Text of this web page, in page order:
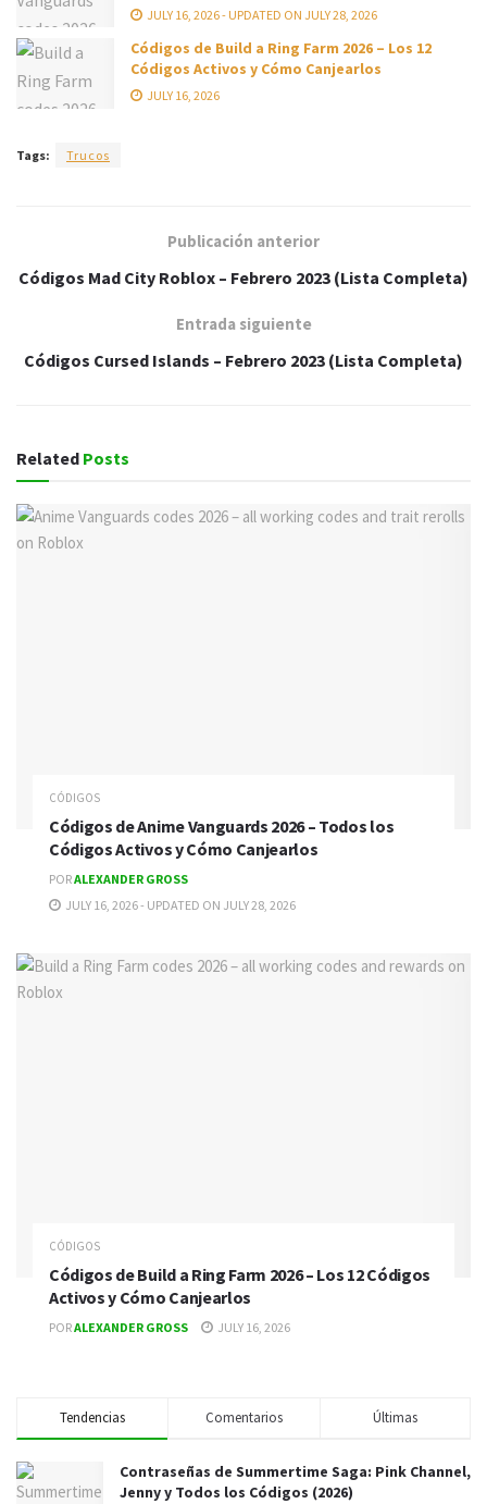
JULY 16, 2026 - UPDATED ON JULY 28, 2026
Códigos de Build a Ring Farm 2026 – Los 12
Códigos Activos y Cómo Canjearlos
JULY 16, 2026
Tags: Trucos
Publicación anterior
Códigos Mad City Roblox – Febrero 2023 (Lista Completa)
Entrada siguiente
Códigos Cursed Islands – Febrero 2023 (Lista Completa)
Related Posts
CÓDIGOS
Códigos de Anime Vanguards 2026 – Todos los
Códigos Activos y Cómo Canjearlos
PORALEXANDER GROSS
JULY 16, 2026 - UPDATED ON JULY 28, 2026
CÓDIGOS
Códigos de Build a Ring Farm 2026 – Los 12 Códigos
Activos y Cómo Canjearlos
PORALEXANDER GROSS JULY 16, 2026
Tendencias Comentarios Últimas
Contraseñas de Summertime Saga: Pink Channel,
Jenny y Todos los Códigos (2026)